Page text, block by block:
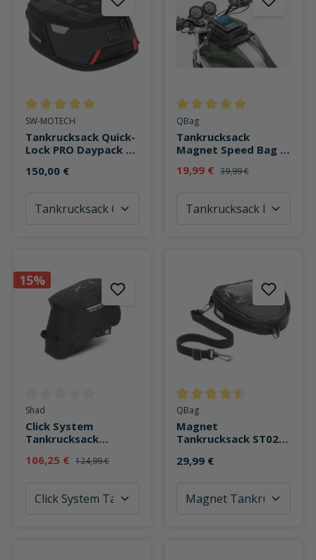
Durchschnittliche Bewertung von 5 von 5 Sternen
SW-MOTECH
Tankrucksack Quick-
Lock PRO Daypack 5-
150,00 €
Durchschnittliche Bewertung
QBag
Tankrucksack
Magnet Speed Bag 2
Liter
19,99 € 39,99 €
15%
Durchschnittliche Bewertung von 0 von 5 Sternen
Shad
Click System
Tankrucksack
TR10
106,25 € 124,99 €
Durchschnittliche Bewertung
QBag
Magnet
Tankrucksack ST02 3
29,99 €